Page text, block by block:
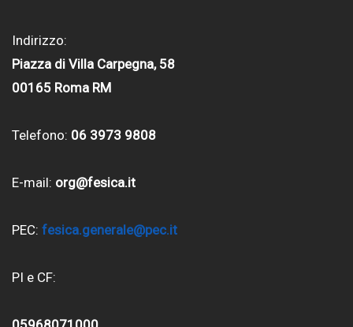
Indirizzo:
Piazza di Villa Carpegna, 58
00165 Roma RM
Telefono: 06 3973 9808
E-mail: org@fesica.it
PEC: fesica.generale@pec.it
PI e CF: